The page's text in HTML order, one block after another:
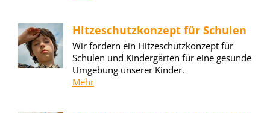
Hitzeschutzkonzept für Schulen
Wir fordern ein Hitzeschutzkonzept für
Schulen und Kindergärten für eine gesunde
Umgebung unserer Kinder.
Mehr